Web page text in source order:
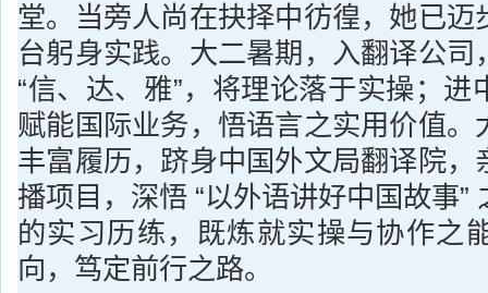
堂。当旁人尚在抉择中彷徨，她已迈
台躬身实践。大二暑期，入翻译公司
“信、达、雅”，将理论落于实操；进
赋能国际业务，悟语言之实用价值。
丰富履历，跻身中国外文局翻译院，
播项目，深悟 “以外语讲好中国故事”
的实习历练，既炼就实操与协作之
向，笃定前行之路。